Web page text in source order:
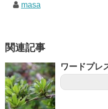
masa
関連記事
ワードプレ